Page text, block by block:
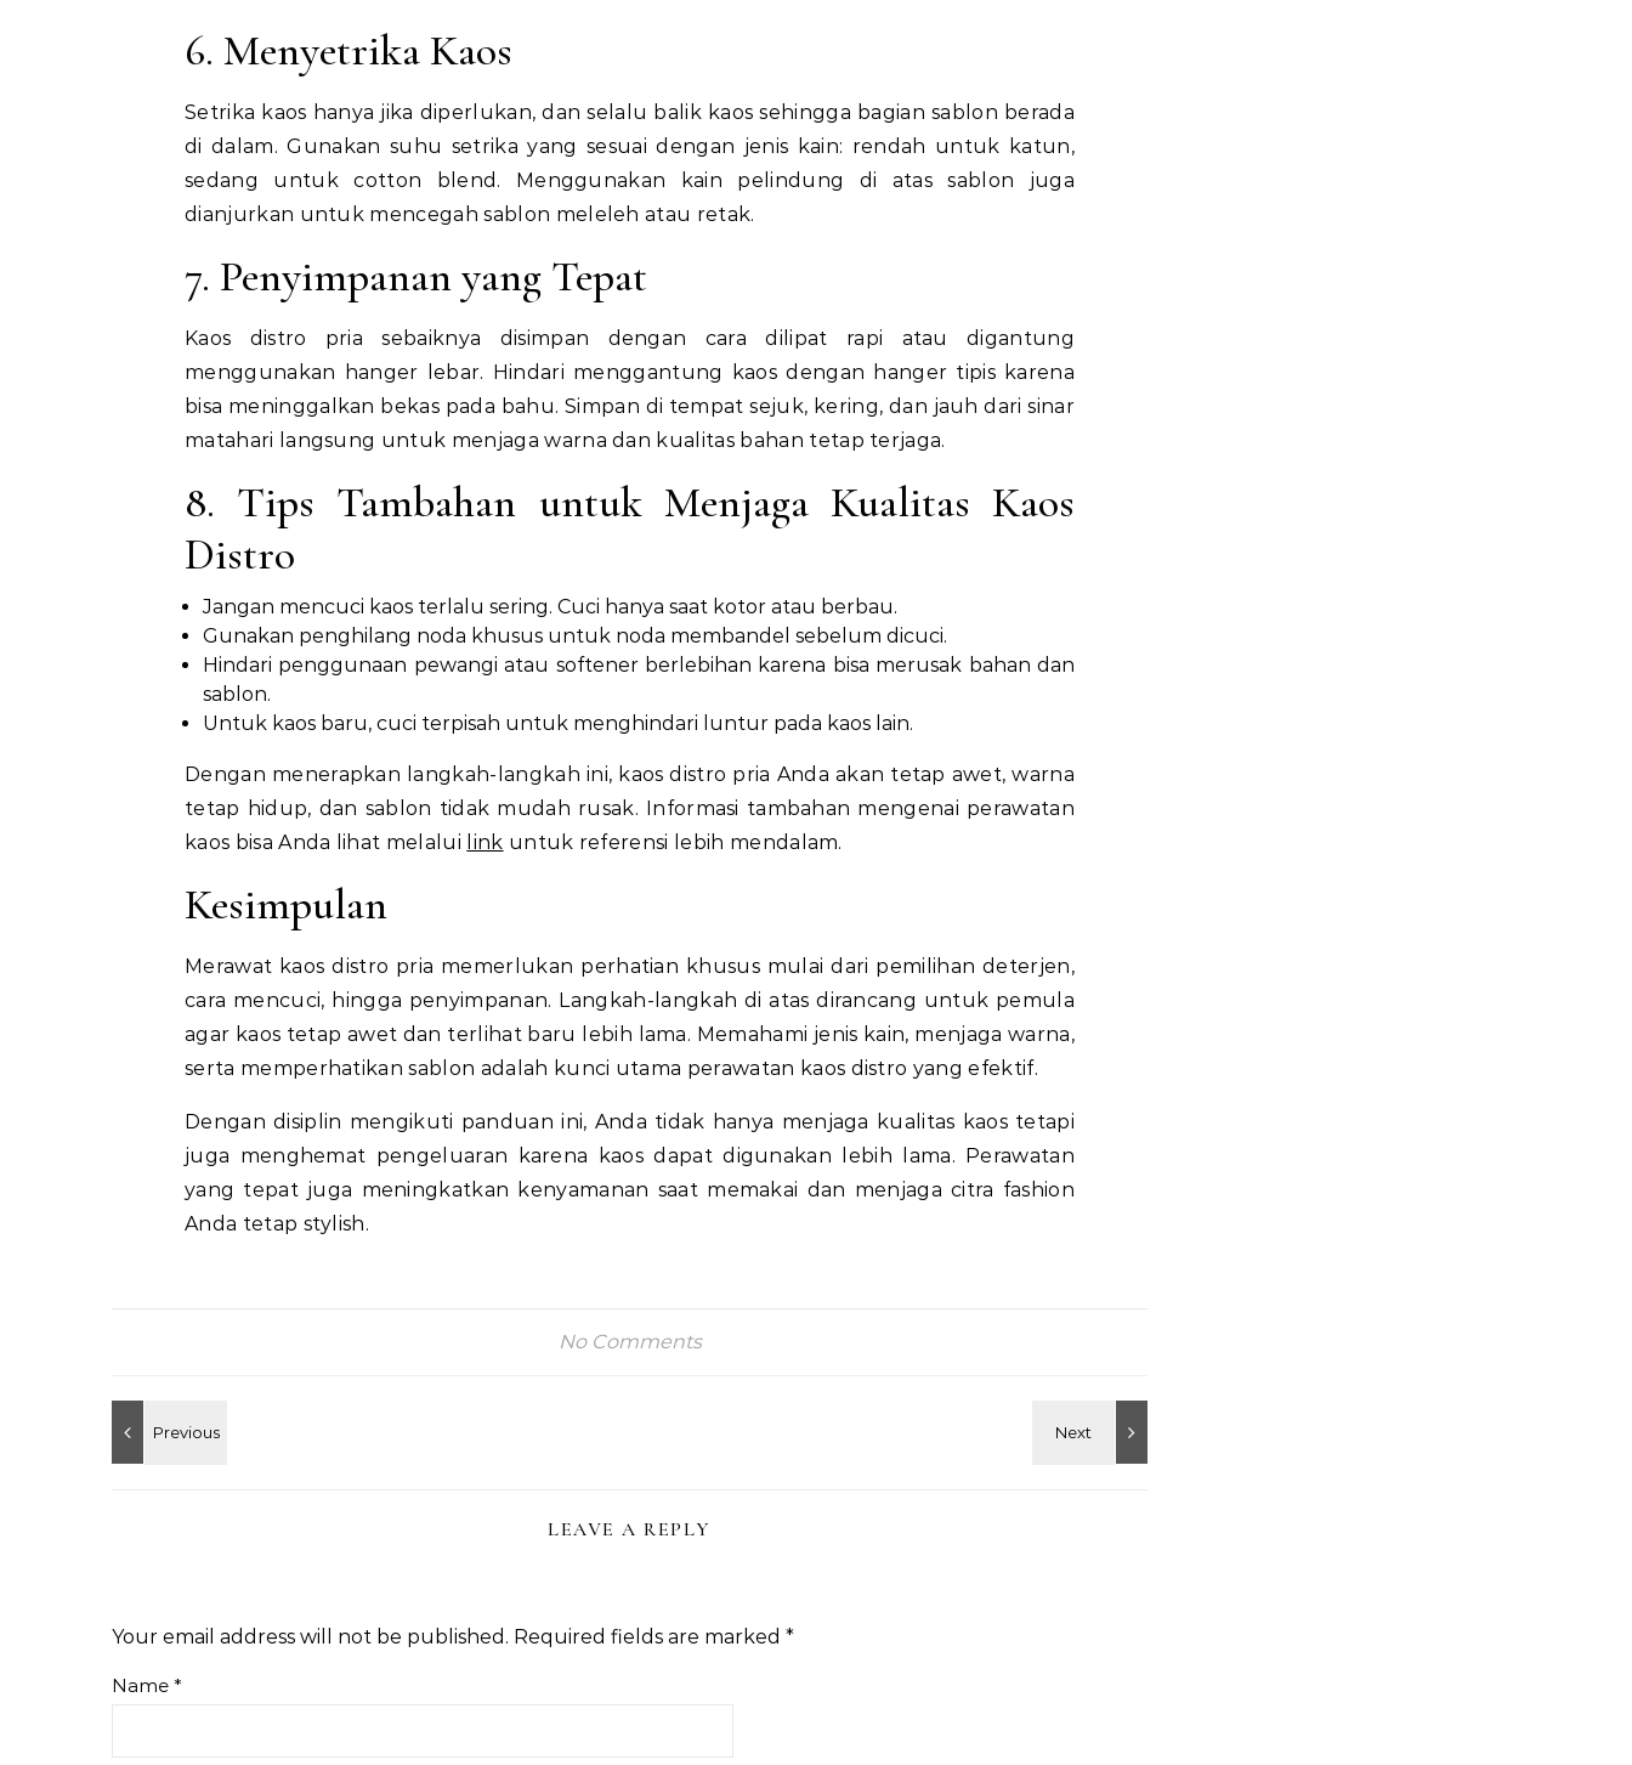
6. Menyetrika Kaos
Setrika kaos hanya jika diperlukan, dan selalu balik kaos sehingga bagian sablon berada
di dalam. Gunakan suhu setrika yang sesuai dengan jenis kain: rendah untuk katun,
sedang untuk cotton blend. Menggunakan kain pelindung di atas sablon juga
dianjurkan untuk mencegah sablon meleleh atau retak.
7. Penyimpanan yang Tepat
Kaos distro pria sebaiknya disimpan dengan cara dilipat rapi atau digantung
menggunakan hanger lebar. Hindari menggantung kaos dengan hanger tipis karena
bisa meninggalkan bekas pada bahu. Simpan di tempat sejuk, kering, dan jauh dari sinar
matahari langsung untuk menjaga warna dan kualitas bahan tetap terjaga.
8. Tips Tambahan untuk Menjaga Kualitas Kaos
Distro
Jangan mencuci kaos terlalu sering. Cuci hanya saat kotor atau berbau.
Gunakan penghilang noda khusus untuk noda membandel sebelum dicuci.
Hindari penggunaan pewangi atau softener berlebihan karena bisa merusak bahan dan
sablon.
Untuk kaos baru, cuci terpisah untuk menghindari luntur pada kaos lain.
Dengan menerapkan langkah-langkah ini, kaos distro pria Anda akan tetap awet, warna
tetap hidup, dan sablon tidak mudah rusak. Informasi tambahan mengenai perawatan
kaos bisa Anda lihat melalui link untuk referensi lebih mendalam.
Kesimpulan
Merawat kaos distro pria memerlukan perhatian khusus mulai dari pemilihan deterjen,
cara mencuci, hingga penyimpanan. Langkah-langkah di atas dirancang untuk pemula
agar kaos tetap awet dan terlihat baru lebih lama. Memahami jenis kain, menjaga warna,
serta memperhatikan sablon adalah kunci utama perawatan kaos distro yang efektif.
Dengan disiplin mengikuti panduan ini, Anda tidak hanya menjaga kualitas kaos tetapi
juga menghemat pengeluaran karena kaos dapat digunakan lebih lama. Perawatan
yang tepat juga meningkatkan kenyamanan saat memakai dan menjaga citra fashion
Anda tetap stylish.
No Comments
LEAVE A REPLY
Your email address will not be published. Required fields are marked *
Name *